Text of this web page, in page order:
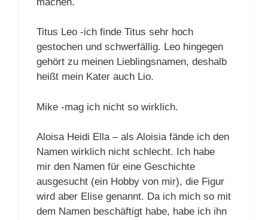
Titus Leo -ich finde Titus sehr hoch
gestochen und schwerfällig. Leo hingegen
gehört zu meinen Lieblingsnamen, deshalb
heißt mein Kater auch Lio.
Mike -mag ich nicht so wirklich.
Aloisa Heidi Ella – als Aloisia fände ich den
Namen wirklich nicht schlecht. Ich habe
mir den Namen für eine Geschichte
ausgesucht (ein Hobby von mir), die Figur
wird aber Elise genannt. Da ich mich so mit
dem Namen beschäftigt habe, habe ich ihn